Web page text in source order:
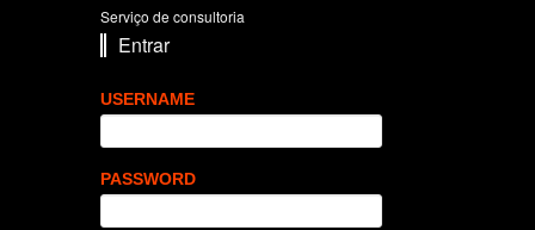
Serviço de consultoria
Entrar
USERNAME
PASSWORD